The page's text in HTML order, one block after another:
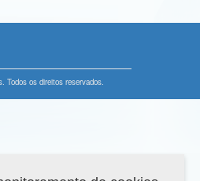
Todos os direitos reservados.